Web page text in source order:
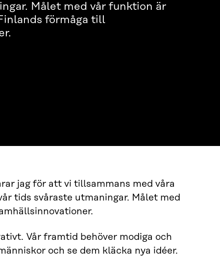
Målet med vår funktion är
förmåga till
jag för att vi tillsammans med våra
tids svåraste utmaningar. Målet med
Vår framtid behöver modiga och
och se dem kläcka nya idéer.